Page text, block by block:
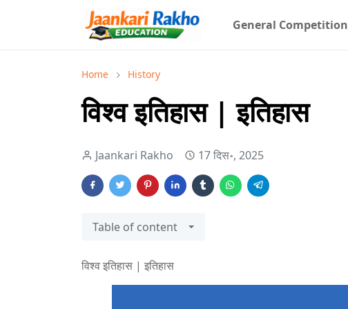
General Competition
Home History
विश्व इतिहास | इतिहास
Jaankari Rakho 17 दिस॰, 2025
Table of content
विश्व इतिहास | इतिहास